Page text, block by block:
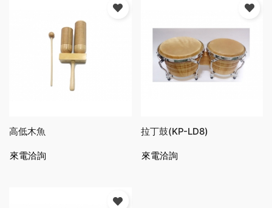
高低木魚
來電洽詢
拉丁鼓(KP-LD8)
來電洽詢